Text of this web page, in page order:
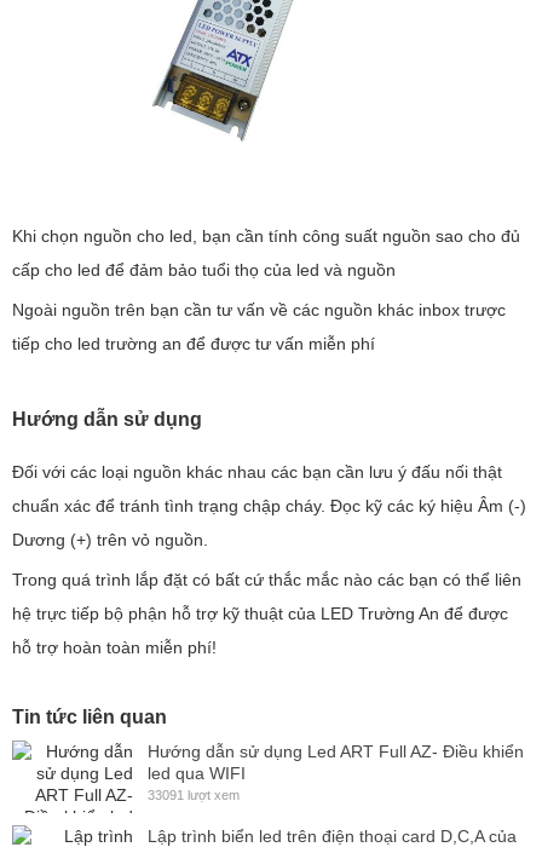
Khi chọn nguồn cho led, bạn cần tính công suất nguồn sao cho đủ
cấp cho led để đảm bảo tuổi thọ của led và nguồn
Ngoài nguồn trên bạn cần tư vấn về các nguồn khác inbox trược
tiếp cho led trường an để được tư vấn miễn phí
Hướng dẫn sử dụng
Đối với các loại nguồn khác nhau các bạn cần lưu ý đấu nối thật
chuẩn xác để tránh tình trạng chập cháy. Đọc kỹ các ký hiệu Âm (-)
Dương (+) trên vỏ nguồn.
Trong quá trình lắp đặt có bất cứ thắc mắc nào các bạn có thể liên
hệ trực tiếp bộ phận hỗ trợ kỹ thuật của LED Trường An để được
hỗ trợ hoàn toàn miễn phí!
Tin tức liên quan
Hướng dẫn sử dụng Led ART Full AZ- Điều khiển
led qua WIFI
33091 lượt xem
Lập trình biển led trên điện thoại card D,C,A của